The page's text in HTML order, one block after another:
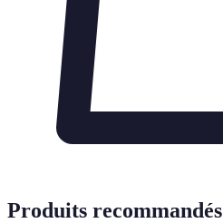
Produits recommandés